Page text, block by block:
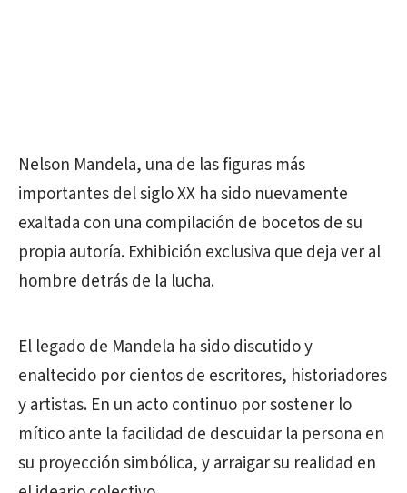
Nelson Mandela, una de las figuras más
importantes del siglo XX ha sido nuevamente
exaltada con una compilación de bocetos de su
propia autoría. Exhibición exclusiva que deja ver al
hombre detrás de la lucha.
El legado de Mandela ha sido discutido y
enaltecido por cientos de escritores, historiadores
y artistas. En un acto continuo por sostener lo
mítico ante la facilidad de descuidar la persona en
su proyección simbólica, y arraigar su realidad en